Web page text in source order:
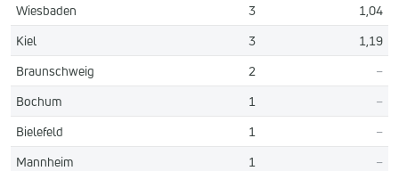
Wiesbaden
3
1,04
Kiel
3
1,19
Braunschweig
2
–
Bochum
1
–
Bielefeld
1
–
Mannheim
1
–